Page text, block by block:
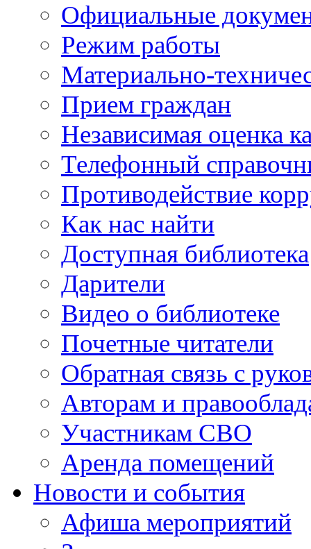
Официальные
Режим работы
Материально-
Прием граждан
Независимая оценка
Телефонный
Противодействие
Как нас найти
Доступная библиотека
Дарители
Видео о библиотеке
Почетные читатели
Обратная связь с
Авторам и
Участникам СВО
Аренда помещений
Новости и события
Афиша мероприятий